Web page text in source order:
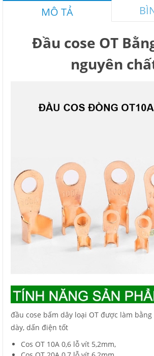
MÔ TẢ
Đầu cose OT
nguyên
đầu cose bấm dây loại OT được làm
dày, dấn điện tốt
Cos OT 10A 0,6 lỗ vít 5,2mm,